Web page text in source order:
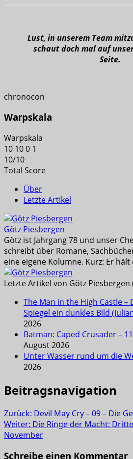
Lust, in unserem Team
schaut doch mal auf
Seite.
chronocon
Warpskala
Warpskala
10 100 1
10/10
Total Score
Über
Letzte Artikel
Götz Piesbergen
Götz ist Jahrgang 78 und unser
schreibt über Romane,
eine eigene Kolumne. Kurz: Er
Letzte Artikel von Götz Piesbergen
The Man in the High Castle –
Spiegel ein dunkles Bild
2026
Batman: Caped Crusader –
August 2026
Unter Wasser rund um die
2026
Beitragsnavigation
Zurück: Devil May Cry – 09 – Die
Weiter: Die Ringe der Macht:
November
Schreibe einen Kommentar